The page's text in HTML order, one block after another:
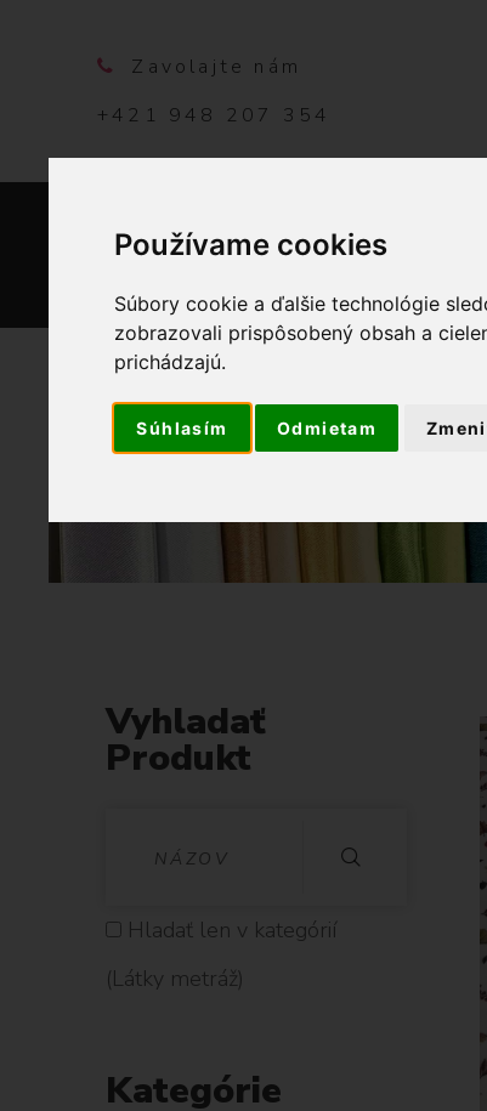
Používame cookies
Súbory cookie a ďalšie technológie
zobrazovali prispôsobený obsah a
prichádzajú.
Súhlasím Odmietam
Zavolajte nám
+421 948 207 354
OBCHOD
Vyhladať
Produkt
H
L
D
Hladať len v kategórií
(Látky metráž)
Kategórie